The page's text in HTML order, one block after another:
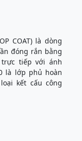
COAT) là dòng
đóng rắn bằng
trực tiếp với ánh
là lớp phủ hoàn
kết cấu công